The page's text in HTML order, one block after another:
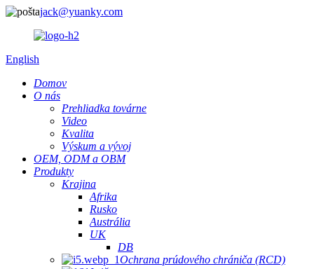
jack@yuanky.com
English
Domov
O nás
Prehliadka továrne
Video
Kvalita
Výskum a vývoj
OEM, ODM a OBM
Produkty
Krajina
Afrika
Rusko
Austrália
UK
DB
Ochrana prúdového chrániča (RCD)